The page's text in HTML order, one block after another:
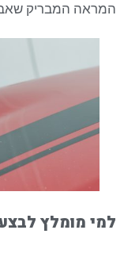
המראה המבריק
למי מומלץ